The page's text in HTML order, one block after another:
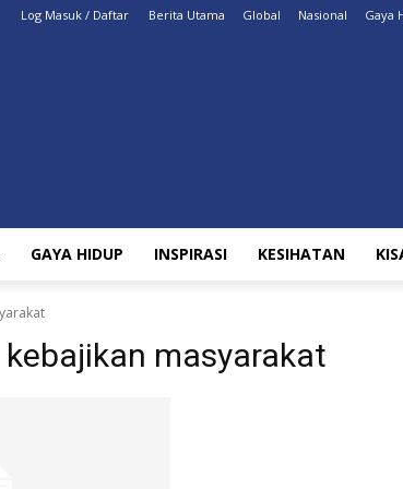
Log Masuk / Daftar Berita Utama Global Nasional Gaya
GAYA HIDUP INSPIRASI KESIHATAN
masyarakat